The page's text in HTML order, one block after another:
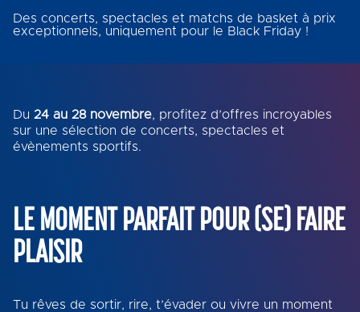
Des concerts, spectacles et matchs de basket à prix
exceptionnels, uniquement pour le Black Friday !
Du 24 au 28 novembre, profitez d’offres incroyables
sur une sélection de concerts, spectacles et
évènements sportifs.
LE MOMENT PARFAIT POUR (SE) FAIRE
PLAISIR
Tu rêves de sortir, rire, t’évader ou vivre un moment